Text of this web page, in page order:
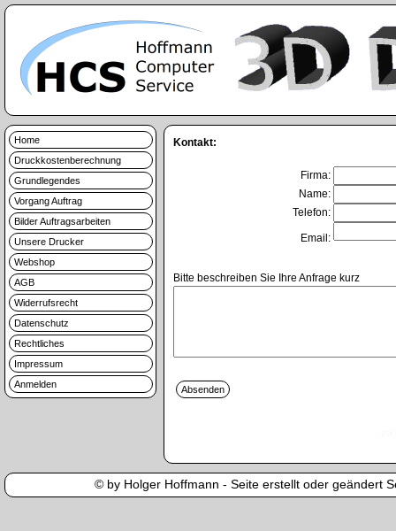
Home
Druckkostenberechnung
Grundlegendes
Vorgang Auftrag
Bilder Auftragsarbeiten
Unsere Drucker
Webshop
AGB
Widerrufsrecht
Datenschutz
Rechtliches
Impressum
Anmelden
Kontakt:
Firma:
Name:
Telefon:
Email:
Bitte beschreiben Sie Ihre Anfrage kurz
© by Holger Hoffmann - Seite erstellt oder geändert